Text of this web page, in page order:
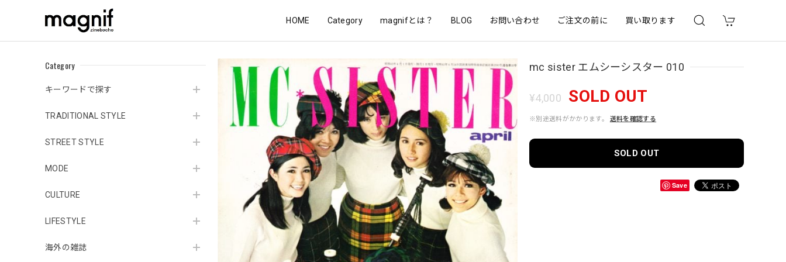
HOME Category magnifとは？ BLOG お問い合わせ ご注文の前に 買い取ります
Category
キーワードで探す
TRADITIONAL STYLE
STREET STYLE
MODE
CULTURE
LIFESTYLE
海外の雑誌
mc sister エムシーシスター 010
¥4,000 SOLD OUT
※別途送料がかかります。 送料を確認する
SOLD OUT
Save